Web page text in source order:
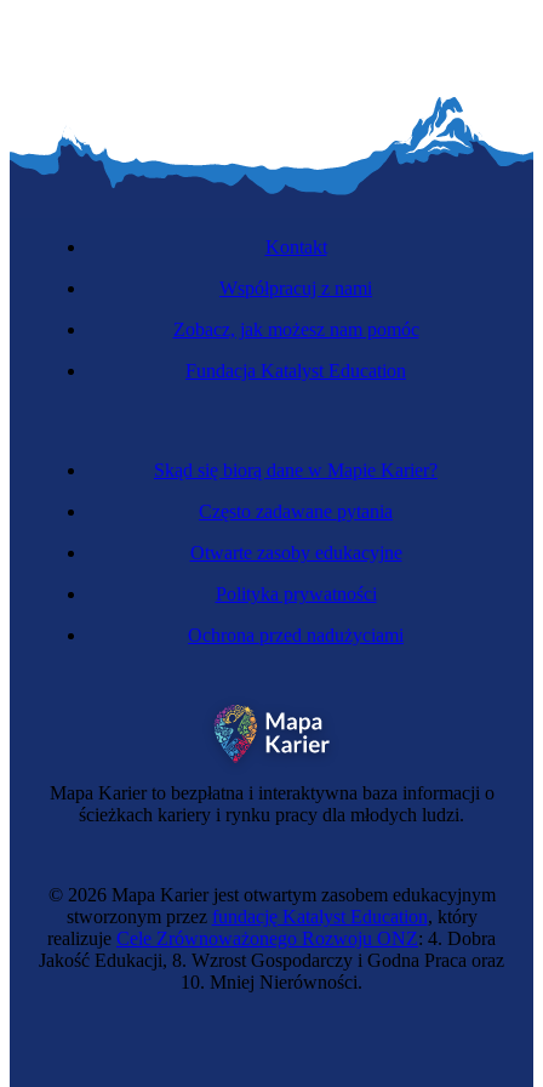
Mapa Karier to bezpłatna i interaktywna baza informacji o
ścieżkach kariery i rynku pracy dla młodych ludzi.
Skąd się biorą dane w Mapie Karier?
Często zadawane pytania
Otwarte zasoby edukacyjne
Polityka prywatności
Ochrona przed nadużyciami
Kontakt
Współpracuj z nami
Zobacz, jak możesz nam pomóc
Fundacja Katalyst Education
© 2026 Mapa Karier jest otwartym zasobem edukacyjnym
stworzonym przez fundację Katalyst Education, który
realizuje Cele Zrównoważonego Rozwoju ONZ: 4. Dobra
Jakość Edukacji, 8. Wzrost Gospodarczy i Godna Praca oraz
10. Mniej Nierówności.